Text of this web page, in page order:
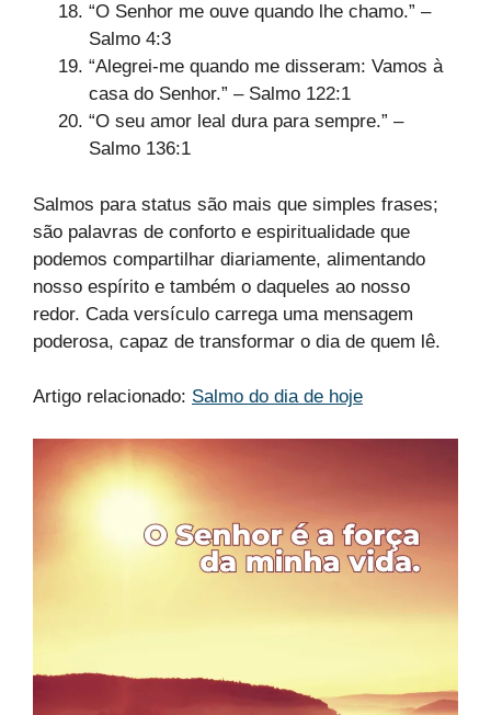
“O Senhor me ouve quando lhe chamo.” –
Salmo 4:3
“Alegrei-me quando me disseram: Vamos à
casa do Senhor.” – Salmo 122:1
“O seu amor leal dura para sempre.” –
Salmo 136:1
Salmos para status são mais que simples frases;
são palavras de conforto e espiritualidade que
podemos compartilhar diariamente, alimentando
nosso espírito e também o daqueles ao nosso
redor. Cada versículo carrega uma mensagem
poderosa, capaz de transformar o dia de quem lê.
Artigo relacionado: Salmo do dia de hoje